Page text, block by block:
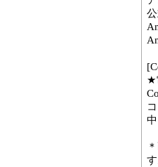
★
中
す